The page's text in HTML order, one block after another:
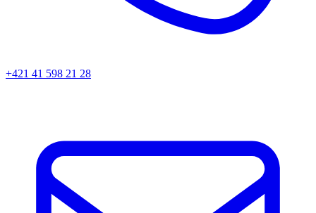
+421 41 598 21 28